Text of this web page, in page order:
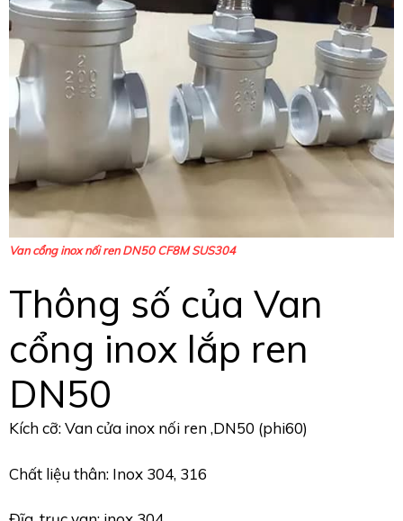
Van cổng inox nối ren DN50 CF8M SUS304
Thông số của Van
cổng inox lắp ren
DN50
Kích cỡ: Van cửa inox nối ren ,DN50 (phi60)
Chất liệu thân: Inox 304, 316